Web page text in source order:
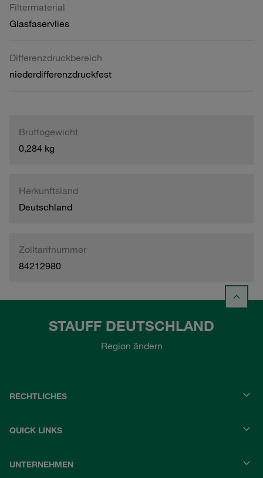
Filtermaterial
Glasfaservlies
Differenzdruckbereich
niederdifferenzdruckfest
Bruttogewicht
0,284 kg
Herkunftsland
Deutschland
Zolltarifnummer
84212980
STAUFF DEUTSCHLAND
Region ändern
RECHTLICHES
QUICK LINKS
UNTERNEHMEN